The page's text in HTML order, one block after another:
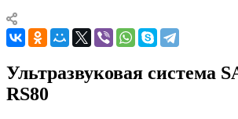
Ультразвуковая система
RS80